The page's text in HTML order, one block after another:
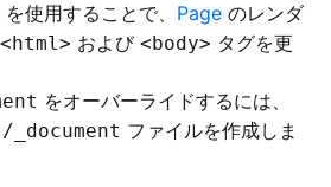
を使用することで、 Page のレンダ
<html> および <body> タグを更
をオーバーライドするには、
_document ファイルを作成しま